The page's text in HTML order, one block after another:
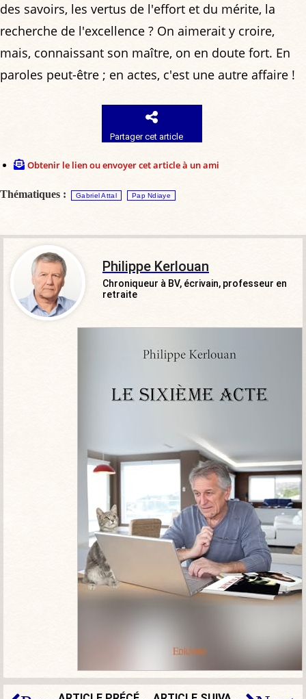
des savoirs, les vertus de l'effort et du mérite, la
recherche de l'excellence ? On aimerait y croire,
mais, connaissant son maître, on en doute fort. En
paroles peut-être ; en actes, c'est une autre affaire !
Partager cet article
Obtenir le lien ou envoyer cet article à un ami
Thématiques : Gabriel Attal Pap Ndiaye
Philippe Kerlouan
Chroniqueur à BV, écrivain, professeur en
retraite